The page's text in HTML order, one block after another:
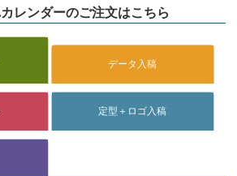
レンダーのご注文はこちら